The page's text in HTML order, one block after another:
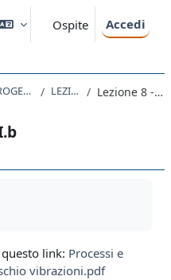
Ospite Accedi
139MI - PROCESSI E METODI DELLA PROGETTAZIONE EDILIZIA IN SICUREZZA 2020 LEZIONE 8 Lezione 8 - parte I.b
link: Processi e
vibrazioni.pdf